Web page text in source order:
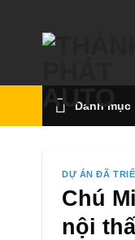
Danh mục
DỰ ÁN ĐÃ
Chú
nội